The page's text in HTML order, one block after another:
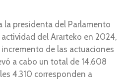
la presidenta del Parlamento
del Ararteko en 2024,
de las actuaciones
a cabo un total de 14.608
4.310 corresponden a